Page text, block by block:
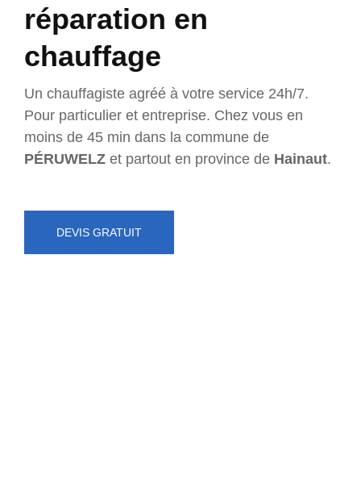
réparation en
chauffage
Un chauffagiste agréé à votre service 24h/7.
Pour particulier et entreprise. Chez vous en
moins de 45 min dans la commune de
PÉRUWELZ et partout en province de Hainaut.
DEVIS GRATUIT